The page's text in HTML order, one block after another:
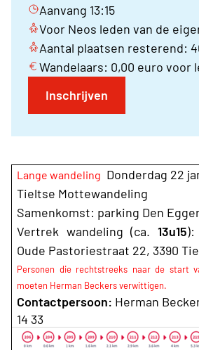
Aanvang 13:15
Voor Neos leden van de
Aantal plaatsen resterend:
Wandelaars: 0,00 euro voor
Inschrijven
Lange wandeling Donderdag 22
Tieltse Mottewandeling
Samenkomst: parking Den
Vertrek wandeling (ca. 13u15):
Oude Pastoriestraat 22, 3390
Personen die rechtstreeks naar de start
moeten Herman Beckers verwittigen.
Contactpersoon: Herman
14 33